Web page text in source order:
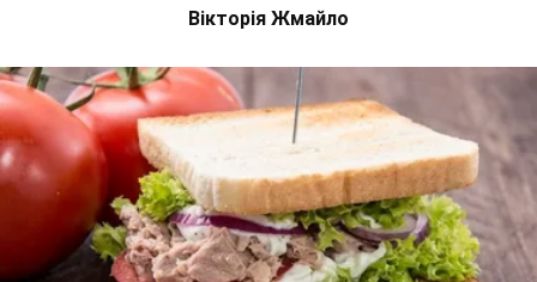
Вікторія Жмайло